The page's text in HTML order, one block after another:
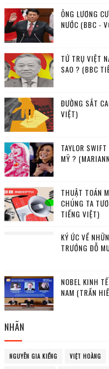
ÔNG LƯƠNG
NƯỚC (BBC -
TỨ TRỤ VIỆT
SAO ? (BBC
ĐƯỜNG SẮT
VIỆT)
TAYLOR
MỸ ?
THUẬT TOÁN
CHÚNG TA
TIẾNG VIỆT)
KÝ ỨC VỀ
TRƯỚNG ĐỖ
NOBEL KINH
NAM (TRẦN
NHÃN
NGUYỄN GIA KIỂNG VIỆT HOÀNG